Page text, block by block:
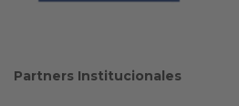
Partners Institucionales